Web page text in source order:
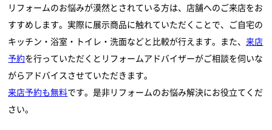
リフォームのお悩みが漠然とされている方は、店舗へのご来店をお
すすめします。実際に展示商品に触れていただくことで、ご自宅の
キッチン・浴室・トイレ・洗面などと比較が行えます。また、来店
予約を行っていただくとリフォームアドバイザーがご相談を伺いな
がらアドバイスさせていただきます。
来店予約も無料です。是非リフォームのお悩み解決にお役立てくだ
さい。